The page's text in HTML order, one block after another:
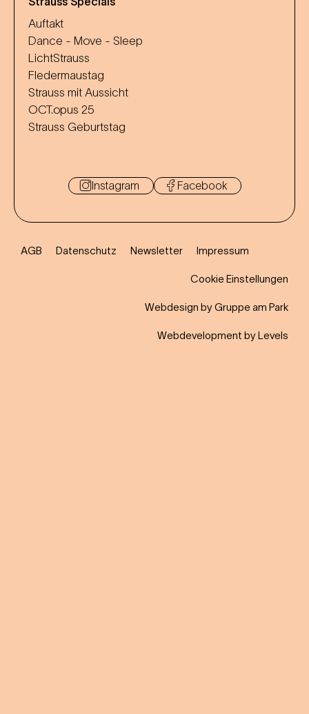
Auftakt
Dance - Move - Sleep
LichtStrauss
Fledermaustag
Strauss mit Aussicht
OCT.opus 25
Strauss Geburtstag
Instagram Facebook
AGB Datenschutz Newsletter Impressum
Cookie Einstellungen
Webdesign by Gruppe am Park
Webdevelopment by Levels